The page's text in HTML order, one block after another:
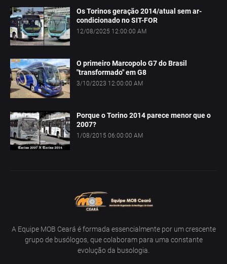
Os Torinos geração 2014/atual sem ar-
condicionado no SIT-FOR
12/08/2025 12:00:00 AM
O primeiro Marcopolo G7 do Brasil
"transformado" em G8
3/10/2023 12:00:00 AM
Porque o Torino 2014 parece menor que o
2007?
1/08/2015 06:00:00 AM
A Equipe MOB Ceará é formada essencialmente por um crescente
grupo de busólogos, que colaboram para uma constante
evolução da busologia.